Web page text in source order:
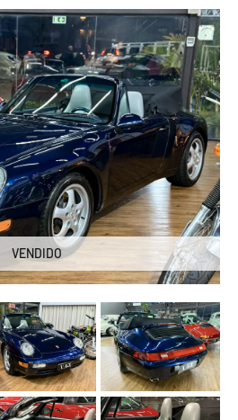
VENDIDO